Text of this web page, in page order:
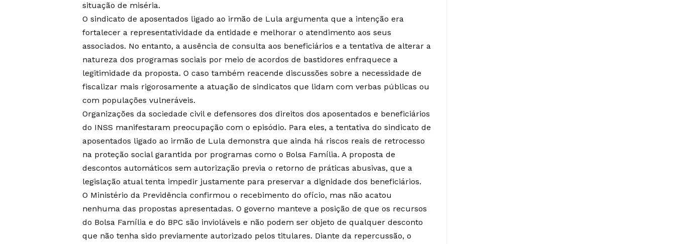
situação de miséria.
O sindicato de aposentados ligado ao irmão de Lula argumenta que a intenção era
fortalecer a representatividade da entidade e melhorar o atendimento aos seus
associados. No entanto, a ausência de consulta aos beneficiários e a tentativa de alterar a
natureza dos programas sociais por meio de acordos de bastidores enfraquece a
legitimidade da proposta. O caso também reacende discussões sobre a necessidade de
fiscalizar mais rigorosamente a atuação de sindicatos que lidam com verbas públicas ou
com populações vulneráveis.
Organizações da sociedade civil e defensores dos direitos dos aposentados e beneficiários
do INSS manifestaram preocupação com o episódio. Para eles, a tentativa do sindicato de
aposentados ligado ao irmão de Lula demonstra que ainda há riscos reais de retrocesso
na proteção social garantida por programas como o Bolsa Família. A proposta de
descontos automáticos sem autorização previa o retorno de práticas abusivas, que a
legislação atual tenta impedir justamente para preservar a dignidade dos beneficiários.
O Ministério da Previdência confirmou o recebimento do ofício, mas não acatou
nenhuma das propostas apresentadas. O governo manteve a posição de que os recursos
do Bolsa Família e do BPC são invioláveis e não podem ser objeto de qualquer desconto
que não tenha sido previamente autorizado pelos titulares. Diante da repercussão, o